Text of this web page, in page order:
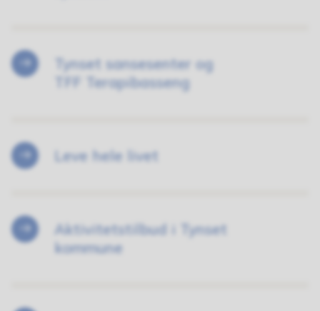
Tynset sansesenter og
TFF Terapibasseng
Leve hele livet
Aktivitetstilbud i Tynset
kommune